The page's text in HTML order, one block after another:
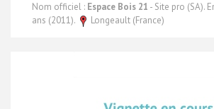
Nom officiel : Espace Bois 21 - Site pro (SA).
ans (2011).
Longeault (France)